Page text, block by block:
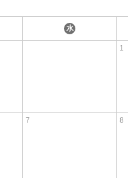
水
1
7 8